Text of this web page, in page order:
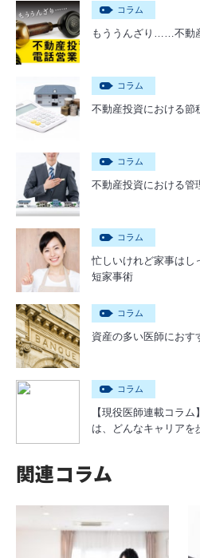
コラム
もううんざり……不動
コラム
不動産投資における節
コラム
不動産投資における管
コラム
忙しいけれど家事はし
短家事術
コラム
資産の多い医師におす
コラム
【現役医師連載コラ
は、どんなキャリアを
関連コラム